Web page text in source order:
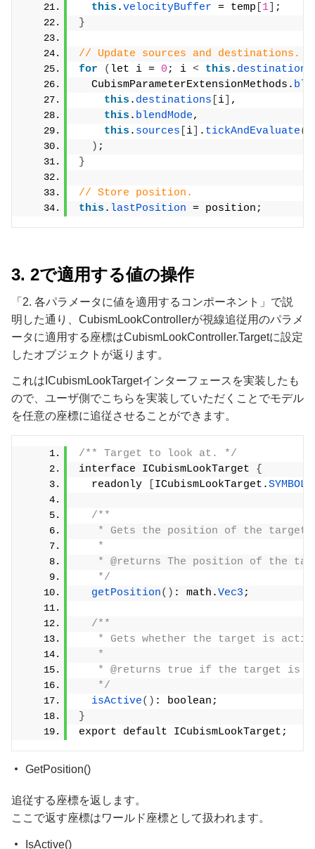
this .velocityBuffer = temp 1
;
}
// Update sources and destinations.
for
( let i = 0 ; i < this . destinations
  CubismParameterExtensionMethods.
this . destinations i
,
this . blendMode,
this . sources i . tickAndEvaluate(
) ;
}
// Store position.
this . lastPosition = position;
3. 2で適用する値の操作
「2. 各パラメータに値を適用するコンポーネント」で説
明した通り、CubismLookControllerが視線追従用のパラメ
ータに適用する座標はCubismLookController.Targetに設定
したオブジェクトが返ります。
これはICubismLookTargetインターフェースを実装したも
ので、ユーザ側でこちらを実装していただくことでモデル
を任意の座標に追従させることができます。
/** Target to look at. */
interface ICubismLookTarget {
  readonly
ICubismLookTarget.SYMBOL
/**
   * Gets the position of the target.
   *
* @returns The position of the
   */
getPosition() : math.Vec3 ;
/**
* Gets whether the target is
   *
* @returns true if the target is
   */
isActive() : boolean;
}
export default ICubismLookTarget;
GetPosition()
追従する座標を返します。
ここで返す座標はワールド座標として扱われます。
IsActive()